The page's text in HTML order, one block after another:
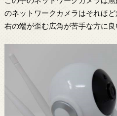
のネットワークカメラはそれほ
右の端が歪む広角が苦手な方に良